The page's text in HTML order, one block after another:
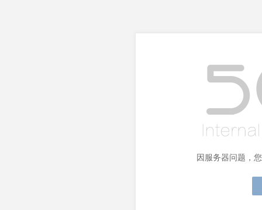
因服务器问题，